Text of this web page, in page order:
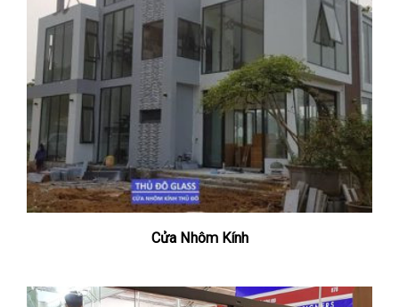
Cửa Nhôm Kính